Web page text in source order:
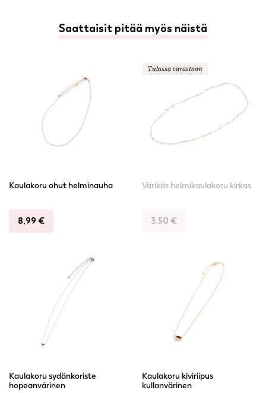
Saattaisit pitää myös näistä
Kaulakoru ohut helminauha
8,99 €
Tulossa varastoon
Värikäs helmikaulakoru kirkas
3,50 €
Kaulakoru sydänkoriste
hopeanvärinen
Kaulakoru kiviriipus
kullanvärinen